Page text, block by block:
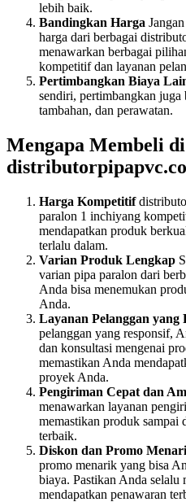
lebih baik.
Bandingkan Harga
harga dari berbagai
menawarkan berbagai
kompetitif dan layanan
Pertimbangkan Biaya
sendiri, pertimbangkan juga
tambahan, dan perawatan.
Mengapa Membeli di
Harga Kompetitif
paralon 1 inchiyang
mendapatkan produk
terlalu dalam.
Varian Produk Lengkap
varian pipa paralon dari
Anda bisa menemukan
Anda.
Layanan Pelanggan yang
pelanggan yang responsif,
dan konsultasi mengenai
memastikan Anda
proyek Anda.
Pengiriman Cepat dan
menawarkan layanan
memastikan produk sampai
terbaik.
Diskon dan Promo
promo menarik yang bisa
biaya. Pastikan Anda selalu
mendapatkan penawaran